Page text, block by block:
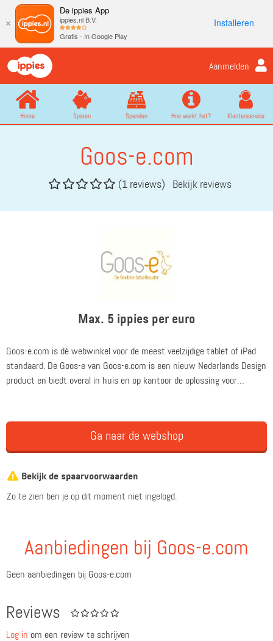
×
De ippies App
ippies.nl B.V.
Gratis - In Google Play
Installeren
Aanmelden
Home Sparen Spenden Hoe werkt het? Klantenservice
Goos-e.com
(1 reviews) Bekijk reviews
Max. 5 ippies per euro
Goos-e.com is dé webwinkel voor de meest veelzijdige tablet of iPad
standaard. De Goos-e van Goos-e.com is een nieuw Nederlands Design
product en biedt overal in huis en op kantoor de oplossing voor
Daarmee wordt een tabletnek voorkomen. Goos-e.com biedt
verschillende pakketten, producten en kleuren.
Ga naar de webshop
Bekijk de spaarvoorwaarden
Zo te zien ben je op dit moment niet ingelogd.
Aanbiedingen bij Goos-e.com
Geen aanbiedingen bij Goos-e.com
Reviews
Log in om een review te schrijven